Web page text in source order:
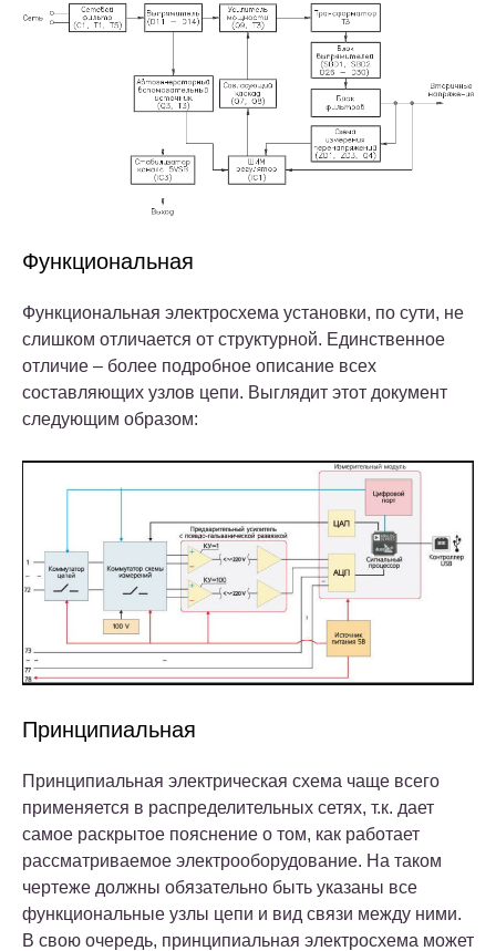
Функциональная
Функциональная электросхема установки, по сути, не
слишком отличается от структурной. Единственное
отличие – более подробное описание всех
составляющих узлов цепи. Выглядит этот документ
следующим образом:
Принципиальная
Принципиальная электрическая схема чаще всего
применяется в распределительных сетях, т.к. дает
самое раскрытое пояснение о том, как работает
рассматриваемое электрооборудование. На таком
чертеже должны обязательно быть указаны все
функциональные узлы цепи и вид связи между ними.
В свою очередь, принципиальная электросхема может